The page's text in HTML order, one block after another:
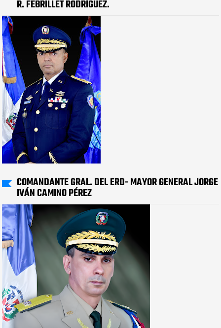
R. FEBRILLET RODRÍGUEZ.
COMANDANTE GRAL. DEL ERD- MAYOR GENERAL JORGE
IVÁN CAMINO PÉREZ